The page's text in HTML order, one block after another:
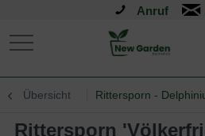
Anruf
Übersicht Rittersporn -
Rittersporn